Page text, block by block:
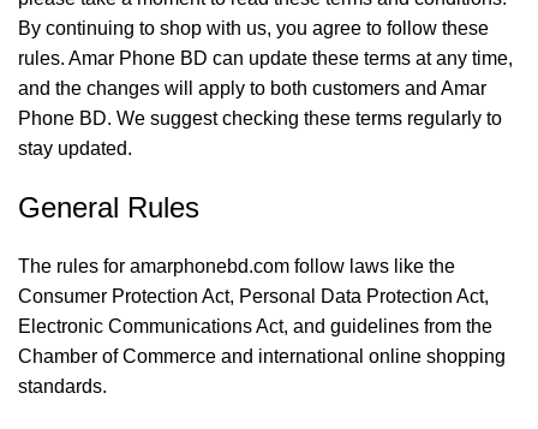
By continuing to shop with us, you agree to follow these
rules. Amar Phone BD can update these terms at any time,
and the changes will apply to both customers and Amar
Phone BD. We suggest checking these terms regularly to
stay updated.
General Rules
The rules for amarphonebd.com follow laws like the
Consumer Protection Act, Personal Data Protection Act,
Electronic Communications Act, and guidelines from the
Chamber of Commerce and international online shopping
standards.